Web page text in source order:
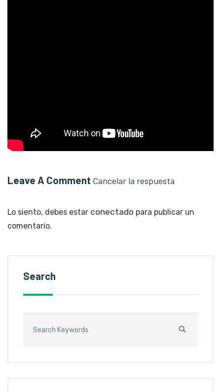
Leave A Comment Cancelar la respuesta
Lo siento, debes estar conectado para publicar un
comentario.
Search